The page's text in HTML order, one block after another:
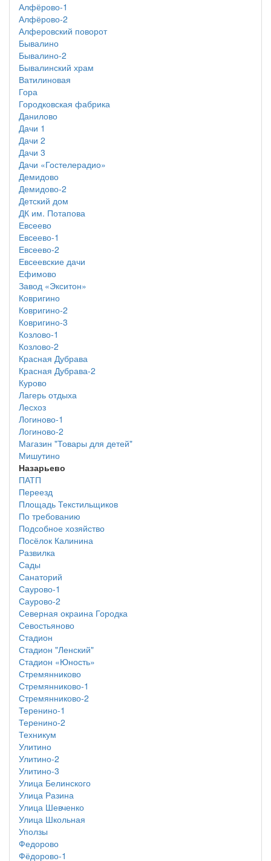
Алфёрово-1
Алфёрово-2
Алферовский поворот
Бывалино
Бывалино-2
Бывалинский храм
Ватилиновая
Гора
Городковская фабрика
Данилово
Дачи 1
Дачи 2
Дачи 3
Дачи «Гостелерадио»
Демидово
Демидово-2
Детский дом
ДК им. Потапова
Евсеево
Евсеево-1
Евсеево-2
Евсеевские дачи
Ефимово
Завод «Экситон»
Ковригино
Ковригино-2
Ковригино-3
Козлово-1
Козлово-2
Красная Дубрава
Красная Дубрава-2
Курово
Лагерь отдыха
Лесхоз
Логиново-1
Логиново-2
Магазин "Товары для детей"
Мишутино
Назарьево
ПАТП
Переезд
Площадь Текстильщиков
По требованию
Подсобное хозяйство
Посёлок Калинина
Развилка
Сады
Санаторий
Саурово-1
Саурово-2
Северная окраина Городка
Севостьяново
Стадион
Стадион "Ленский"
Стадион «Юность»
Стремянниково
Стремянниково-1
Стремянниково-2
Теренино-1
Теренино-2
Техникум
Улитино
Улитино-2
Улитино-3
Улица Белинского
Улица Разина
Улица Шевченко
Улица Школьная
Уползы
Федорово
Фёдорово-1